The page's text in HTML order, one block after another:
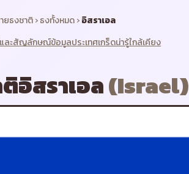
ยธงชาติ›ธงทั้งหมด›อิสราเอล
ละสัญลักษณ์ข้อมูลประเทศเกร็ดน่ารู้ใกล้เคียง
อิสราเอล(Israel)